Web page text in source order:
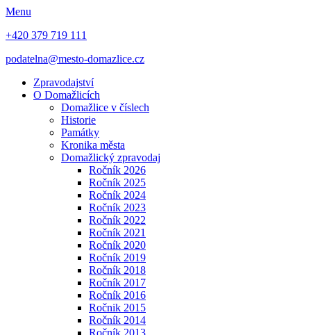
Menu
+420 379 719 111
podatelna@mesto-domazlice.cz
Zpravodajství
O Domažlicích
Domažlice v číslech
Historie
Památky
Kronika města
Domažlický zpravodaj
Ročník 2026
Ročník 2025
Ročník 2024
Ročník 2023
Ročník 2022
Ročník 2021
Ročník 2020
Ročník 2019
Ročník 2018
Ročník 2017
Ročník 2016
Ročnik 2015
Ročník 2014
Ročník 2013